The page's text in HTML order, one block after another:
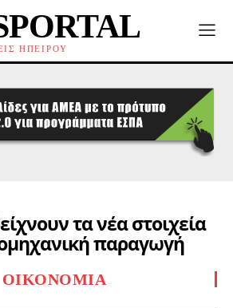
ΗΠΕΙΡΟΥ
τα νέα στοιχεία
παραγωγή
ΟΙΚΟΝΟΜΊΑ